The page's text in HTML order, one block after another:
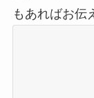
もあればお伝